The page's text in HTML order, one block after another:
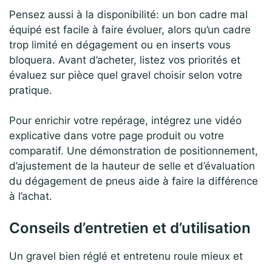
Pensez aussi à la disponibilité: un bon cadre mal
équipé est facile à faire évoluer, alors qu’un cadre
trop limité en dégagement ou en inserts vous
bloquera. Avant d’acheter, listez vos priorités et
évaluez sur pièce quel gravel choisir selon votre
pratique.
Pour enrichir votre repérage, intégrez une vidéo
explicative dans votre page produit ou votre
comparatif. Une démonstration de positionnement,
d’ajustement de la hauteur de selle et d’évaluation
du dégagement de pneus aide à faire la différence
à l’achat.
Conseils d’entretien et d’utilisation
Un gravel bien réglé et entretenu roule mieux et